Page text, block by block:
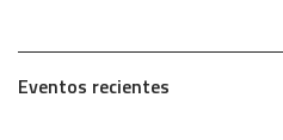
Eventos recientes